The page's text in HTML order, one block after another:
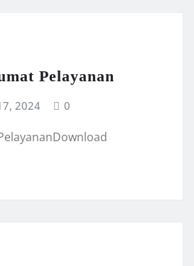
Pelayanan
2024 0